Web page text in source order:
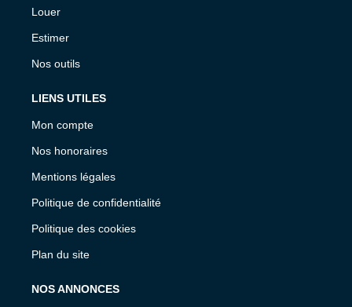
Louer
Estimer
Nos outils
LIENS UTILES
Mon compte
Nos honoraires
Mentions légales
Politique de confidentialité
Politique des cookies
Plan du site
NOS ANNONCES